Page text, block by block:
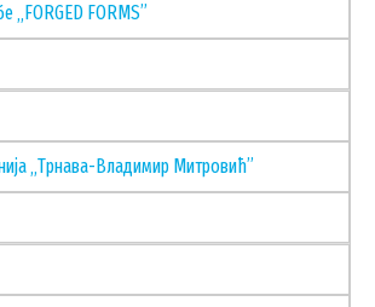
МАТИЧАР
ПОЗИВИ, ОБАВЕШТЕЊА
ЗАХТЕВА УРБАНИЗАМ
НАМ ПИТАЊЕ
„FORGED FORMS”
„Трнава-Владимир Митровић”